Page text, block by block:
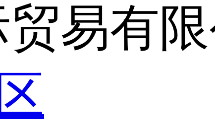
易有限